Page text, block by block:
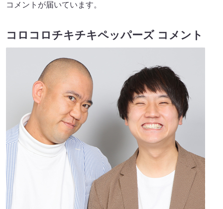
コメントが届いています。
コロコロチキチキペッパーズ コメント